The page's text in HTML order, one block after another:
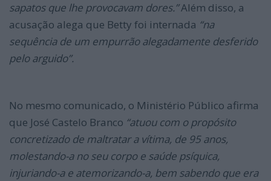
sapatos que lhe provocavam dores.”Além disso, a
acusação alega que Betty foi internada “na
sequência de um empurrão alegadamente desferido
pelo arguido”.
No mesmo comunicado, o Ministério Público afirma
que José Castelo Branco “atuou com o propósito
concretizado de maltratar a vítima, de 95 anos,
molestando-a no seu corpo e saúde psíquica,
injuriando-a e atemorizando-a, bem sabendo que era